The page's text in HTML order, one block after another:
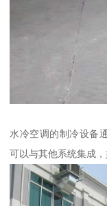
水冷空调的制冷设备
可以与其他系统集成